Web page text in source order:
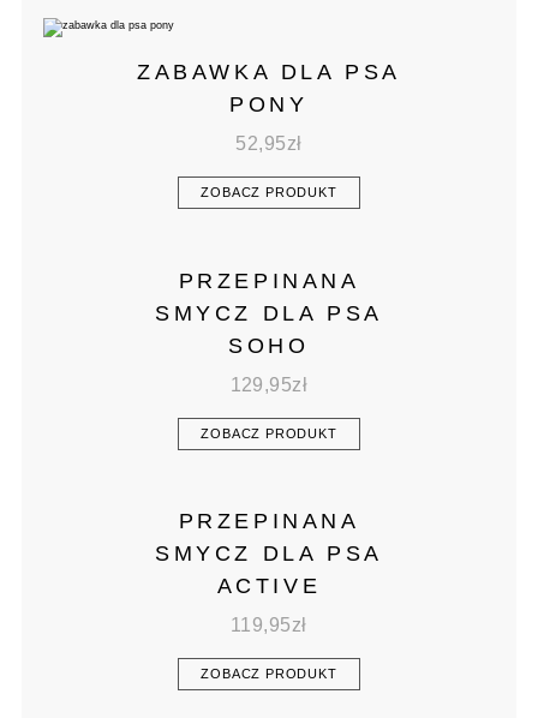
ZABAWKA DLA PSA
PONY
52,95zł
ZOBACZ PRODUKT
PRZEPINANA
SMYCZ DLA PSA
SOHO
129,95zł
ZOBACZ PRODUKT
PRZEPINANA
SMYCZ DLA PSA
ACTIVE
119,95zł
ZOBACZ PRODUKT